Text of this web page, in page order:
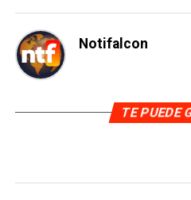
Notifalcon
TE PUEDE